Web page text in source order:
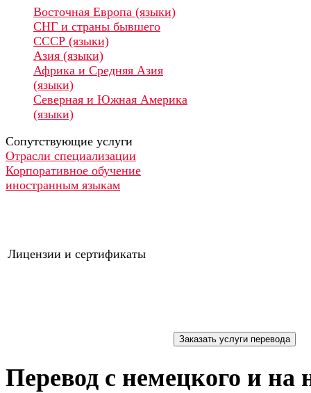
Восточная Европа (языки)
СНГ и страны бывшего
СССР (языки)
Азия (языки)
Африка и Средняя Азия
(языки)
Северная и Южная Америка
(языки)
Сопутствующие услуги
Отрасли специализации
Корпоративное обучение
иностранным языкам
Лицензии и сертификаты
Перевод с немецкого и на